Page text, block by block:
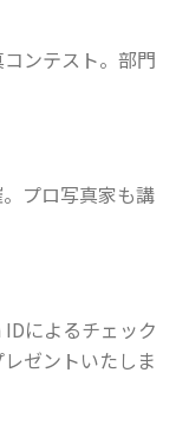
ンテスト。部門
プロ写真家も講
によるチェック
ゼントいたしま